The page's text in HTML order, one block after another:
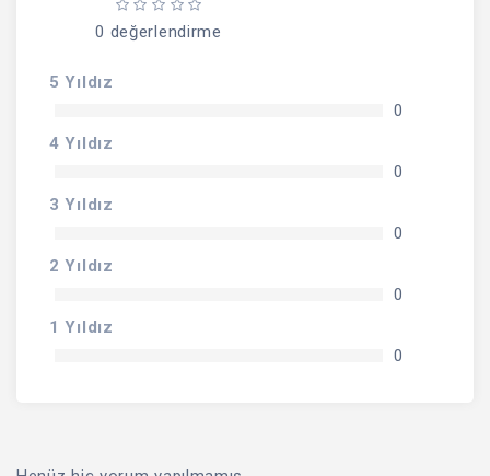
0 değerlendirme
5 Yıldız
0
4 Yıldız
0
3 Yıldız
0
2 Yıldız
0
1 Yıldız
0